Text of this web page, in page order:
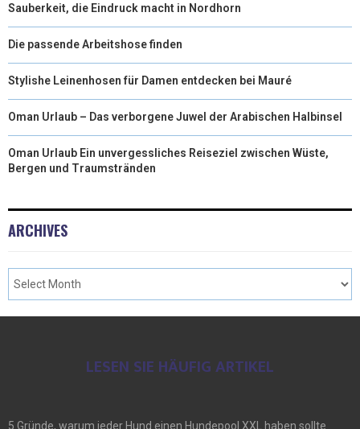
Sauberkeit, die Eindruck macht in Nordhorn
Die passende Arbeitshose finden
Stylishe Leinenhosen für Damen entdecken bei Mauré
Oman Urlaub – Das verborgene Juwel der Arabischen Halbinsel
Oman Urlaub Ein unvergessliches Reiseziel zwischen Wüste,
Bergen und Traumstränden
ARCHIVES
LESEN SIE HÄUFIG ARTIKEL
5 Gründe, warum jeder Hund einen Hundepool XXL haben sollte